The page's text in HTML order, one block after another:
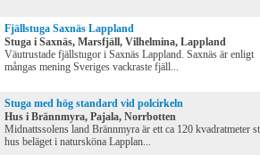
Fjällstuga Saxnäs Lappland
Stuga i Saxnäs, Marsfjäll, Vilhelmina, Lappland
Väutrustade fjällstugor i Saxnäs Lappland. Saxnäs är enligt
mångas mening Sveriges vackraste fjäll...
Stuga med hög standard vid polcirkeln
Hus i Brännmyra, Pajala, Norrbotten
Midnattssolens land Brännmyra är ett ca 120 kvadratmeter
hus beläget i natursköna Lapplan...